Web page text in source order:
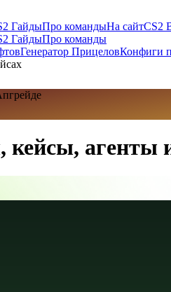
ГайдыПро командыНа сайтCS2
ГайдыПро команды
Генератор ПрицеловКонфиги
агенты